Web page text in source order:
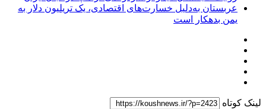
عربستان به‌دلیل خسارت‌های اقتصادی، یک تریلیون دلار به
یمن بدهکار است
لینک کوتاه